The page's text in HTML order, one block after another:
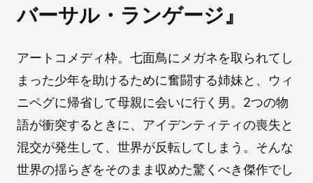
バーサル・ランゲージ』
アートコメディ枠。七面鳥にメガネを取られてし
まった少年を助けるために奮闘する姉妹と、ウィ
ニペグに帰省して母親に会いに行く男。2つの物
語が衝突するときに、アイデンティティの喪失と
混交が発生して、世界が反転してしまう。そんな
世界の揺らぎをそのまま収めた驚くべき傑作でし